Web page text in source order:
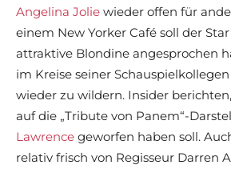
Angelina Jolie wieder offen für
einem New Yorker Café soll der
attraktive Blondine angesprochen
im Kreise seiner
wieder zu wildern. Insider
auf die „Tribute von Panem“-
Lawrence geworfen haben soll.
relativ frisch von Regisseur Darren